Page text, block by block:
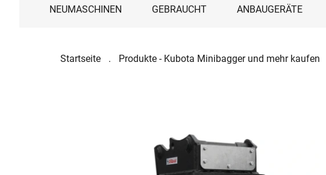
NEUMASCHINEN GEBRAUCHT ANBAUGERÄTE
Startseite Produkte - Kubota Minibagger und mehr kaufen